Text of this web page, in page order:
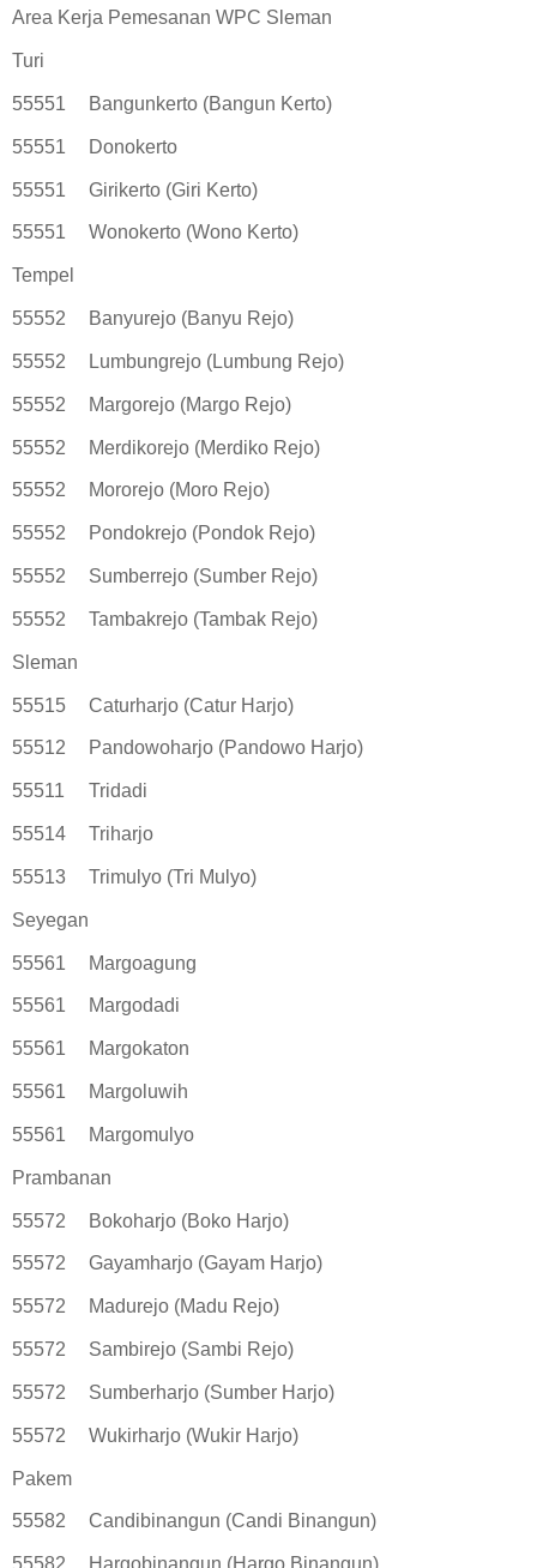
Area Kerja Pemesanan WPC Sleman
Turi
55551 Bangunkerto (Bangun Kerto)
55551 Donokerto
55551 Girikerto (Giri Kerto)
55551 Wonokerto (Wono Kerto)
Tempel
55552 Banyurejo (Banyu Rejo)
55552 Lumbungrejo (Lumbung Rejo)
55552 Margorejo (Margo Rejo)
55552 Merdikorejo (Merdiko Rejo)
55552 Mororejo (Moro Rejo)
55552 Pondokrejo (Pondok Rejo)
55552 Sumberrejo (Sumber Rejo)
55552 Tambakrejo (Tambak Rejo)
Sleman
55515 Caturharjo (Catur Harjo)
55512 Pandowoharjo (Pandowo Harjo)
55511 Tridadi
55514 Triharjo
55513 Trimulyo (Tri Mulyo)
Seyegan
55561 Margoagung
55561 Margodadi
55561 Margokaton
55561 Margoluwih
55561 Margomulyo
Prambanan
55572 Bokoharjo (Boko Harjo)
55572 Gayamharjo (Gayam Harjo)
55572 Madurejo (Madu Rejo)
55572 Sambirejo (Sambi Rejo)
55572 Sumberharjo (Sumber Harjo)
55572 Wukirharjo (Wukir Harjo)
Pakem
55582 Candibinangun (Candi Binangun)